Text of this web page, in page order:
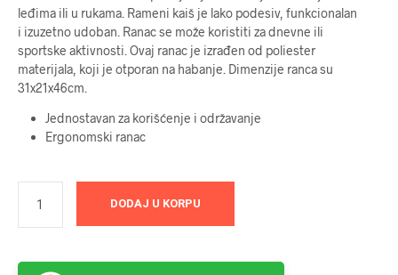
leđima ili u rukama. Rameni kaiš je lako podesiv, funkcionalan
i izuzetno udoban. Ranac se može koristiti za dnevne ili
sportske aktivnosti. Ovaj ranac je izrađen od poliester
materijala, koji je otporan na habanje. Dimenzije ranca su
31x21x46cm.
Jednostavan za korišćenje i održavanje
Ergonomski ranac
DODAJ U KORPU